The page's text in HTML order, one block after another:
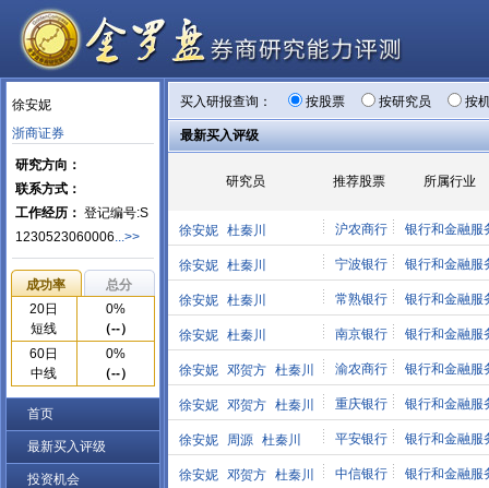
徐安妮
浙商证券
研究方向：
联系方式：
工作经历： 登记编号:S
1230523060006...>>
成功率
总分
20日
短线
0%
（--）
60日
中线
0%
（--）
首页
最新买入评级
投资机会
买入研报查询： 按股票 按研究员 按
最新买入评级
研究员 推荐股票 所属行业
徐安妮 杜秦川 沪农商行 银行和金融服
徐安妮 杜秦川 宁波银行 银行和金融服
徐安妮 杜秦川 常熟银行 银行和金融服
徐安妮 杜秦川 南京银行 银行和金融服
徐安妮 邓贺方 杜秦川 渝农商行 银行和金融服
徐安妮 邓贺方 杜秦川 重庆银行 银行和金融服
徐安妮 周源 杜秦川 平安银行 银行和金融服
徐安妮 邓贺方 杜秦川 中信银行 银行和金融服